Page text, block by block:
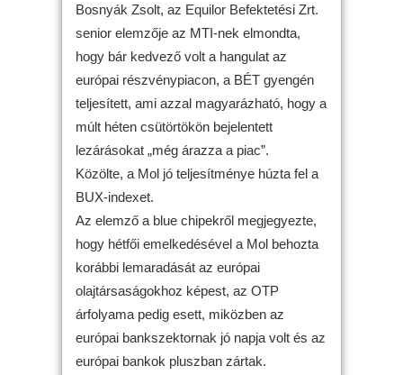
Bosnyák Zsolt, az Equilor Befektetési Zrt.
senior elemzője az MTI-nek elmondta,
hogy bár kedvező volt a hangulat az
európai részvénypiacon, a BÉT gyengén
teljesített, ami azzal magyarázható, hogy a
múlt héten csütörtökön bejelentett
lezárásokat „még árazza a piac”.
Közölte, a Mol jó teljesítménye húzta fel a
BUX-indexet.
Az elemző a blue chipekről megjegyezte,
hogy hétfői emelkedésével a Mol behozta
korábbi lemaradását az európai
olajtársaságokhoz képest, az OTP
árfolyama pedig esett, miközben az
európai bankszektornak jó napja volt és az
európai bankok pluszban zártak.